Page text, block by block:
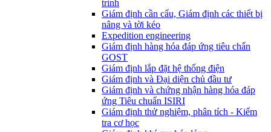
trình
Giám định cần cẩu, Giám định các thiết bị
nâng và tời kéo
Expedition engineering
Giám định hàng hóa đáp ứng tiêu chẩn
GOST
Giám định lắp đặt hệ thống điện
Giám định và Đại diện chủ đầu tư
Giám định và chứng nhận hàng hóa đáp
ứng Tiêu chuẩn ISIRI
Giám định thử nghiệm, phân tích - Kiểm
tra cơ học